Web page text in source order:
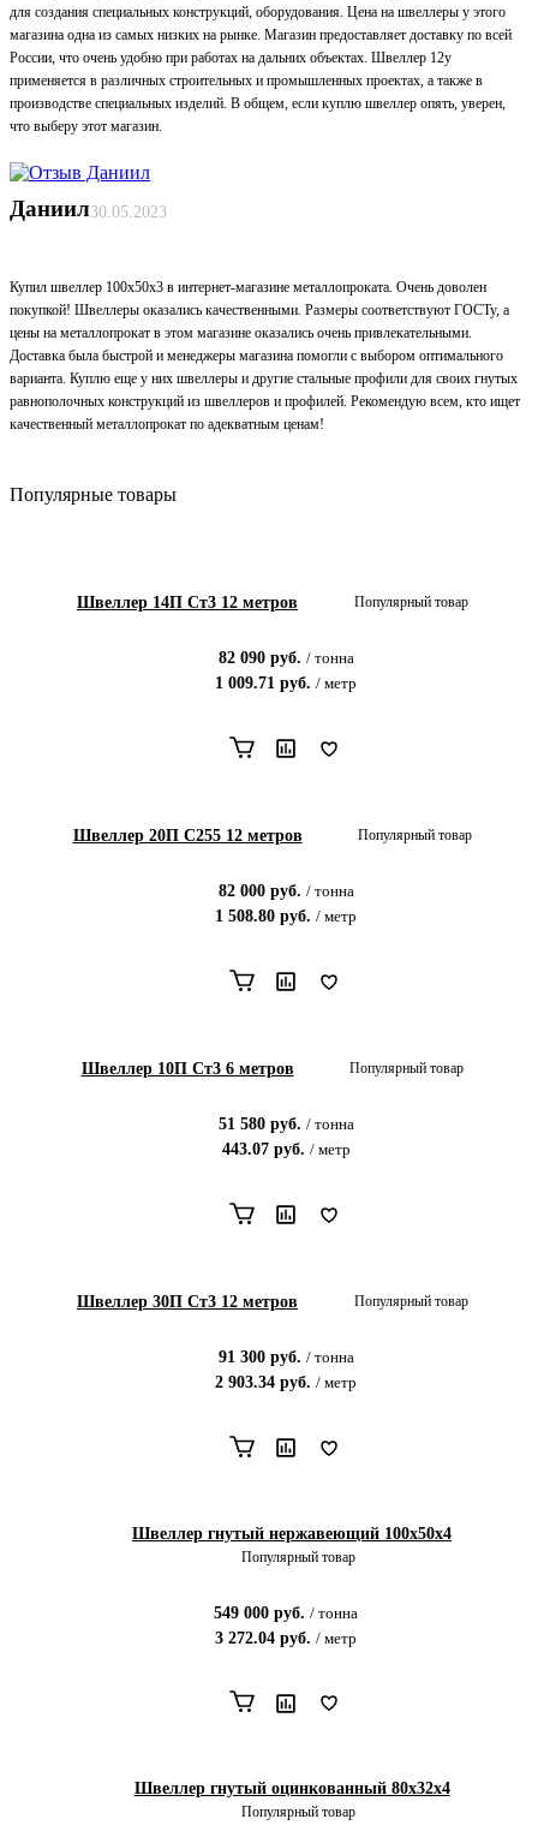
для создания специальных конструкций, оборудования. Цена на швеллеры у этого
магазина одна из самых низких на рынке. Магазин предоставляет доставку по всей
России, что очень удобно при работах на дальних объектах. Швеллер 12у
применяется в различных строительных и промышленных проектах, а также в
производстве специальных изделий. В общем, если куплю швеллер опять, уверен,
что выберу этот магазин.
Даниил30.05.2023
Купил швеллер 100х50х3 в интернет-магазине металлопроката. Очень доволен
покупкой! Швеллеры оказались качественными. Размеры соответствуют ГОСТу, а
цены на металлопрокат в этом магазине оказались очень привлекательными.
Доставка была быстрой и менеджеры магазина помогли с выбором оптимального
варианта. Куплю еще у них швеллеры и другие стальные профили для своих гнутых
равнополочных конструкций из швеллеров и профилей. Рекомендую всем, кто ищет
качественный металлопрокат по адекватным ценам!
Популярные товары
Швеллер 14П Ст3 12 метров Популярный товар
82 090руб. / тонна
1 009.71 руб. / метр
Швеллер 20П С255 12 метров Популярный товар
82 000руб. / тонна
1 508.80 руб. / метр
Швеллер 10П Ст3 6 метров Популярный товар
51 580руб. / тонна
443.07руб. / метр
Швеллер 30П Ст3 12 метров Популярный товар
91 300руб. / тонна
2 903.34 руб. / метр
Швеллер гнутый нержавеющий 100х50х4
Популярный товар
549 000 руб. / тонна
3 272.04 руб. / метр
Швеллер гнутый оцинкованный 80х32х4
Популярный товар